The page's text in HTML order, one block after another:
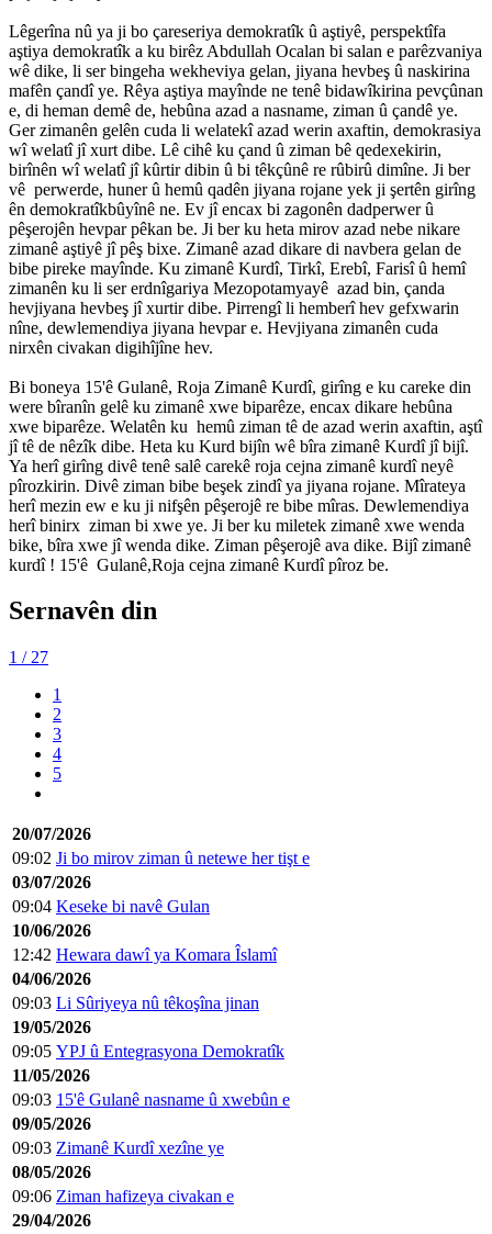
Lêgerîna nû ya ji bo çareseriya demokratîk û aştiyê, perspektîfa
aştiya demokratîk a ku birêz Abdullah Ocalan bi salan e parêzvaniya
wê dike, li ser bingeha wekheviya gelan, jiyana hevbeş û naskirina
mafên çandî ye. Rêya aştiya mayînde ne tenê bidawîkirina pevçûnan
e, di heman demê de, hebûna azad a nasname, ziman û çandê ye.
Ger zimanên gelên cuda li welatekî azad werin axaftin, demokrasiya
wî welatî jî xurt dibe. Lê cihê ku çand û ziman bê qedexekirin,
birînên wî welatî jî kûrtir dibin û bi têkçûnê re rûbirû dimîne. Ji ber
vê perwerde, huner û hemû qadên jiyana rojane yek ji şertên girîng
ên demokratîkbûyînê ne. Ev jî encax bi zagonên dadperwer û
pêşerojên hevpar pêkan be. Ji ber ku heta mirov azad nebe nikare
zimanê aştiyê jî pêş bixe. Zimanê azad dikare di navbera gelan de
bibe pireke mayînde. Ku zimanê Kurdî, Tirkî, Erebî, Farisî û hemî
zimanên ku li ser erdnîgariya Mezopotamyayê azad bin, çanda
hevjiyana hevbeş jî xurtir dibe. Pirrengî li hemberî hev gefxwarin
nîne, dewlemendiya jiyana hevpar e. Hevjiyana zimanên cuda
nirxên civakan digihîjîne hev.
Bi boneya 15'ê Gulanê, Roja Zimanê Kurdî, girîng e ku careke din
were bîranîn gelê ku zimanê xwe biparêze, encax dikare hebûna
xwe biparêze. Welatên ku hemû ziman tê de azad werin axaftin, aştî
jî tê de nêzîk dibe. Heta ku Kurd bijîn wê bîra zimanê Kurdî jî bijî.
Ya herî girîng divê tenê salê carekê roja cejna zimanê kurdî neyê
pîrozkirin. Divê ziman bibe beşek zindî ya jiyana rojane. Mîrateya
herî mezin ew e ku ji nifşên pêşerojê re bibe mîras. Dewlemendiya
herî binirx ziman bi xwe ye. Ji ber ku miletek zimanê xwe wenda
bike, bîra xwe jî wenda dike. Ziman pêşerojê ava dike. Bijî zimanê
kurdî ! 15'ê Gulanê,Roja cejna zimanê Kurdî pîroz be.
Sernavên din
1 / 27
1
2
3
4
5
20/07/2026
09:02 Ji bo mirov ziman û netewe her tişt e
03/07/2026
09:04 Keseke bi navê Gulan
10/06/2026
12:42 Hewara dawî ya Komara Îslamî
04/06/2026
09:03 Li Sûriyeya nû têkoşîna jinan
19/05/2026
09:05 YPJ û Entegrasyona Demokratîk
11/05/2026
09:03 15'ê Gulanê nasname û xwebûn e
09/05/2026
09:03 Zimanê Kurdî xezîne ye
08/05/2026
09:06 Ziman hafizeya civakan e
29/04/2026